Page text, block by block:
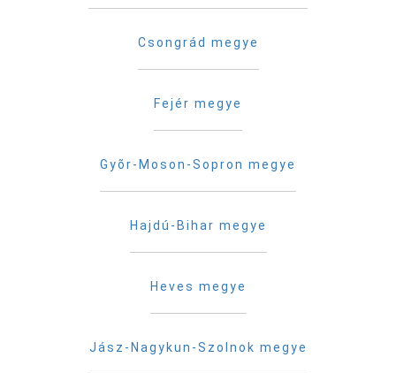
Csongrád megye
Fejér megye
Gyõr-Moson-Sopron megye
Hajdú-Bihar megye
Heves megye
Jász-Nagykun-Szolnok megye